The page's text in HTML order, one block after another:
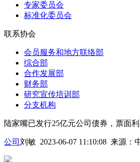
专家委员会
标准化委员会
联系协会
会员服务和地方联络部
综合部
合作发展部
财务部
研究宣传培训部
分支机构
陆家嘴已发行25亿元公司债券，票面
公司 刘敏 2023-06-07 11:10:08 来源：